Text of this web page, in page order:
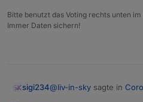
Bitte benutzt das Voting rechts unten
Immer Daten sichern!
sigi234@liv-in-sky sagte in